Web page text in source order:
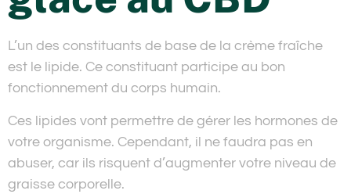
L’un des constituants de base de la crème fraîche
est le lipide. Ce constituant participe au bon
fonctionnement du corps humain.
Ces lipides vont permettre de gérer les hormones de
votre organisme. Cependant, il ne faudra pas en
abuser, car ils risquent d’augmenter votre niveau de
graisse corporelle.